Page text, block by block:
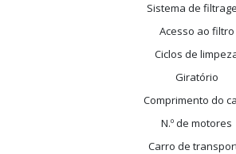
Sistema de
Acesso ao filtro
Ciclos de
Giratório
Comprimento do
N.º de motores
Carro de